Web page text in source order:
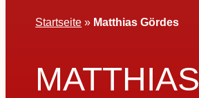
Startseite » Matthias Gördes
MATTHIAS